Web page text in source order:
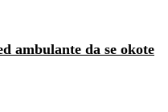
ambulante da se okote